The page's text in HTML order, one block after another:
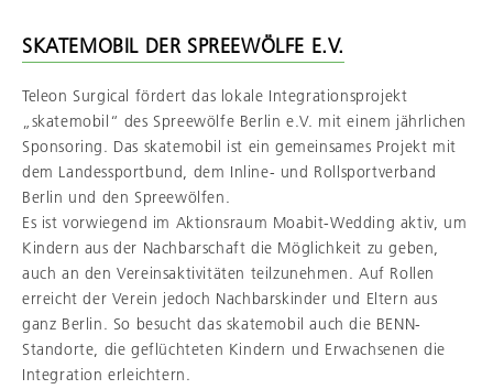
SKATEMOBIL DER SPREEWÖLFE E.V.
Teleon Surgical fördert das lokale Integrationsprojekt
„skatemobil“ des Spreewölfe Berlin e.V. mit einem jährlichen
Sponsoring. Das skatemobil ist ein gemeinsames Projekt mit
dem Landessportbund, dem Inline- und Rollsportverband
Berlin und den Spreewölfen.
Es ist vorwiegend im Aktionsraum Moabit-Wedding aktiv, um
Kindern aus der Nachbarschaft die Möglichkeit zu geben,
auch an den Vereinsaktivitäten teilzunehmen. Auf Rollen
erreicht der Verein jedoch Nachbarskinder und Eltern aus
ganz Berlin. So besucht das skatemobil auch die BENN-
Standorte, die geflüchteten Kindern und Erwachsenen die
Integration erleichtern.